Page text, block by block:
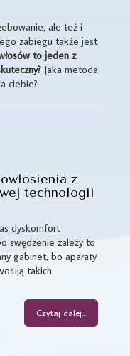
ale też i
zabiegu także jest
to jeden z
Jaka metoda
ciebie?
z
technologii
dyskomfort
swędzenie zależy to
gabinet, bo aparaty
takich
Czytaj dalej...